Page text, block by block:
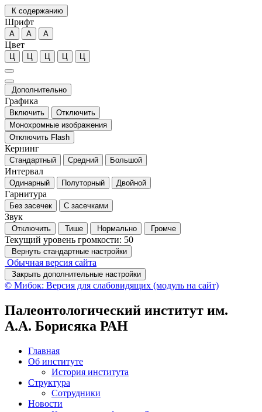
К содержанию
Шрифт
А А А
Цвет
Ц Ц Ц Ц Ц
Дополнительно
Графика
Включить
Отключить
Монохромные изображения
Отключить Flash
Кернинг
Стандартный Средний Большой
Интервал
Одинарный Полуторный Двойной
Гарнитура
Без засечек С засечками
Звук
Отключить Тише Нормально Громче
Текущий уровень громкости: 50
Вернуть стандартные настройки
Обычная версия сайта
Закрыть дополнительные настройки
© Мибок: Версия для слабовидящих (модуль на сайт)
Палеонтологический институт им.
А.А. Борисяка РАН
Главная
Об институте
История института
Структура
Сотрудники
Новости